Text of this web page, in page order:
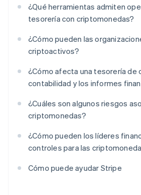
¿Qué herramientas admiten
tesorería con criptomonedas?
¿Cómo pueden las
criptoactivos?
¿Cómo afecta una tesorería de
contabilidad y los informes
¿Cuáles son algunos riesgos
criptomonedas?
¿Cómo pueden los líderes
controles para las
Cómo puede ayudar Stripe